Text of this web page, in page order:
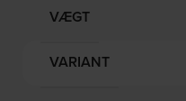
VÆGT
VARIANT